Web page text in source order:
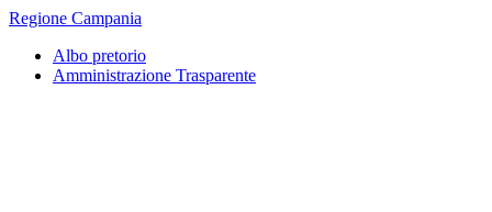
Regione Campania
Albo pretorio
Amministrazione Trasparente